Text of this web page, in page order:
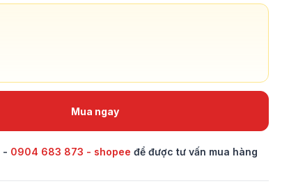
Mua ngay
- 0904 683 873 - shopee để được tư vấn mua hàng